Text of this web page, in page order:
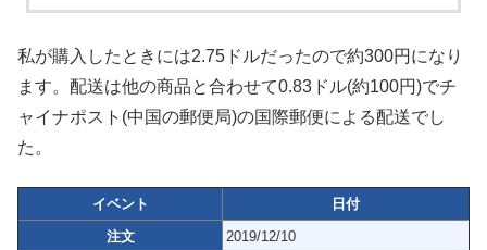
私が購入したときには2.75ドルだったので約300円になり
ます。配送は他の商品と合わせて0.83ドル(約100円)でチ
ャイナポスト(中国の郵便局)の国際郵便による配送でし
た。
イベント
日付
注文
2019/12/10